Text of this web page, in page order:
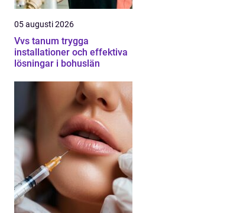
05 augusti 2026
Vvs tanum trygga
installationer och effektiva
lösningar i bohuslän